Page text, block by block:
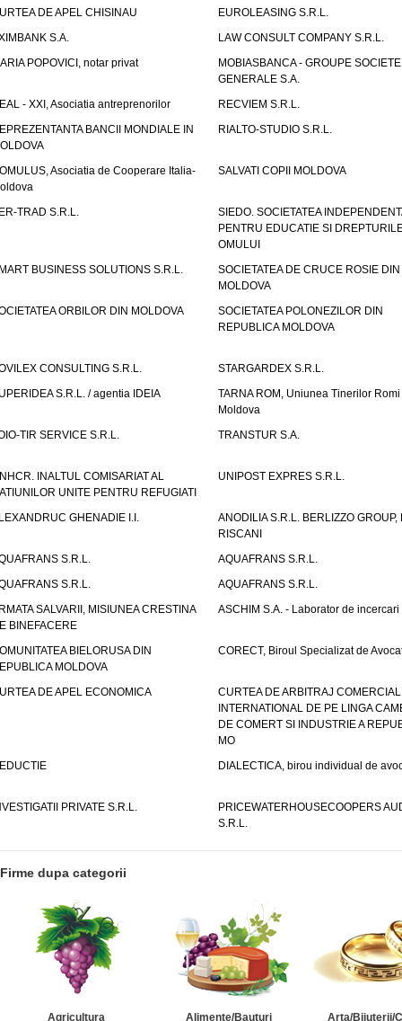
DE APEL CHISINAU
EUROLEASING S.R.L.
S.A.
LAW CONSULT COMPANY S.R.L.
POPOVICI, notar privat
MOBIASBANCA - GROUPE SOCIETE
GENERALE S.A.
- XXI, Asociatia antreprenorilor
RECVIEM S.R.L.
BANCII MONDIALE IN
RIALTO-STUDIO S.R.L.
Asociatia de Cooperare Italia-
SALVATI COPII MOLDOVA
TRAD S.R.L.
SIEDO. SOCIETATEA
PENTRU EDUCATIE SI
OMULUI
BUSINESS SOLUTIONS S.R.L.
SOCIETATEA DE CRUCE ROSIE DIN
MOLDOVA
ORBILOR DIN MOLDOVA
SOCIETATEA POLONEZILOR DIN
REPUBLICA MOLDOVA
CONSULTING S.R.L.
STARGARDEX S.R.L.
S.R.L. / agentia IDEIA
TARNA ROM, Uniunea Tinerilor
Moldova
TIR SERVICE S.R.L.
TRANSTUR S.A.
INALTUL COMISARIAT AL
UNITE PENTRU REFUGIATI
UNIPOST EXPRES S.R.L.
GHENADIE I.I.
ANODILIA S.R.L. BERLIZZO GROUP,
RISCANI
S.R.L.
AQUAFRANS S.R.L.
S.R.L.
AQUAFRANS S.R.L.
SALVARII, MISIUNEA CRESTINA
BINEFACERE
ASCHIM S.A. - Laborator de incercari
BIELORUSA DIN
MOLDOVA
CORECT, Biroul Specializat de
DE APEL ECONOMICA
CURTEA DE ARBITRAJ COMERCIAL
INTERNATIONAL DE PE LINGA
DE COMERT SI INDUSTRIE A
MO
DIALECTICA, birou individual de
PRIVATE S.R.L.
PRICEWATERHOUSECOOPERS
S.R.L.
Firme dupa categorii
Agricultura Alimente/Bauturi Arta/Bijuterii/